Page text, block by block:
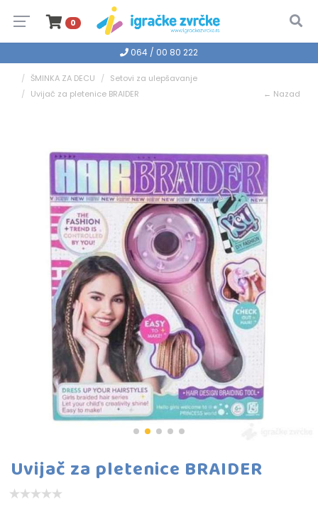
0
064 / 00 80 222
ŠMINKA ZA DECU
Setovi za ulepšavanje
Uvijač za pletenice BRAIDER
← Nazad
Uvijač za pletenice BRAIDER